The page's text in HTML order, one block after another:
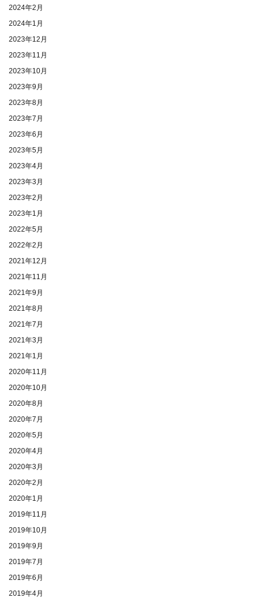
2024年2月
2024年1月
2023年12月
2023年11月
2023年10月
2023年9月
2023年8月
2023年7月
2023年6月
2023年5月
2023年4月
2023年3月
2023年2月
2023年1月
2022年5月
2022年2月
2021年12月
2021年11月
2021年9月
2021年8月
2021年7月
2021年3月
2021年1月
2020年11月
2020年10月
2020年8月
2020年7月
2020年5月
2020年4月
2020年3月
2020年2月
2020年1月
2019年11月
2019年10月
2019年9月
2019年7月
2019年6月
2019年4月